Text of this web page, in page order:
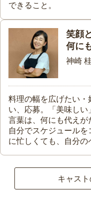
できること。
笑顔
何に
神崎
料理の幅を広げたい・
い、応募。「美味し
言葉は、何にも代えが
自分でスケジュール
に忙しくても、自分の
キャス